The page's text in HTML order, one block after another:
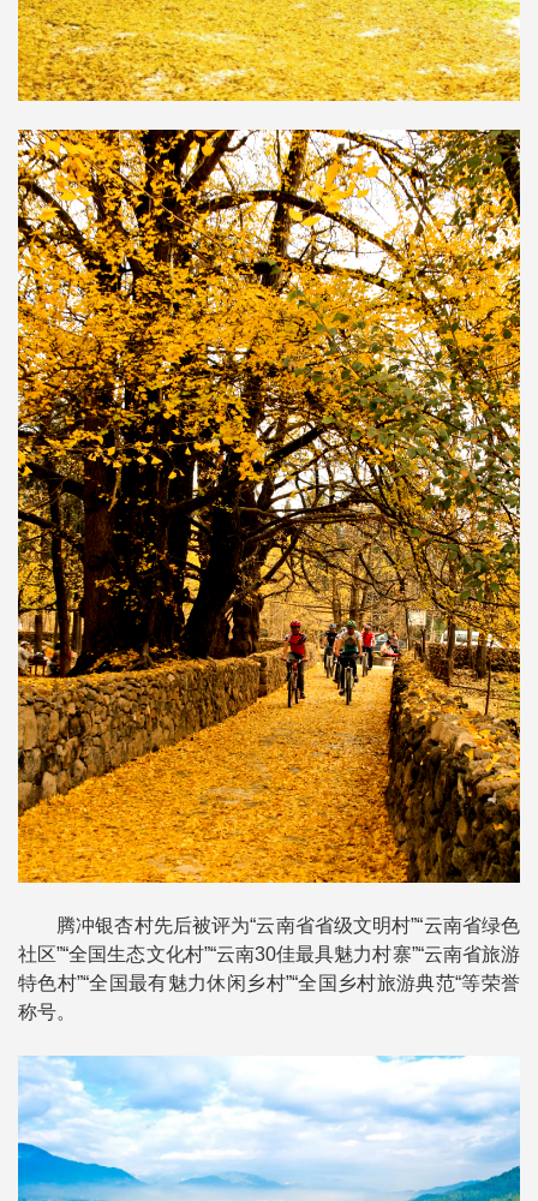
腾冲银杏村先后被评为“云南省省级文明村”“云南省绿色
社区”“全国生态文化村”“云南30佳最具魅力村寨”“云南省旅游
特色村”“全国最有魅力休闲乡村”“全国乡村旅游典范“等荣誉
称号。